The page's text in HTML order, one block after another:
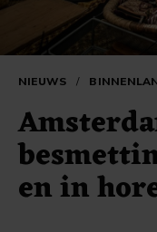
NIEUWS /
en in